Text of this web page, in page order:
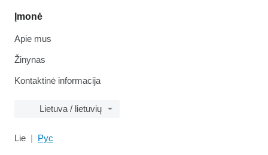
Įmonė
Apie mus
Žinynas
Kontaktinė informacija
Lietuva / lietuvių
Lie Рус